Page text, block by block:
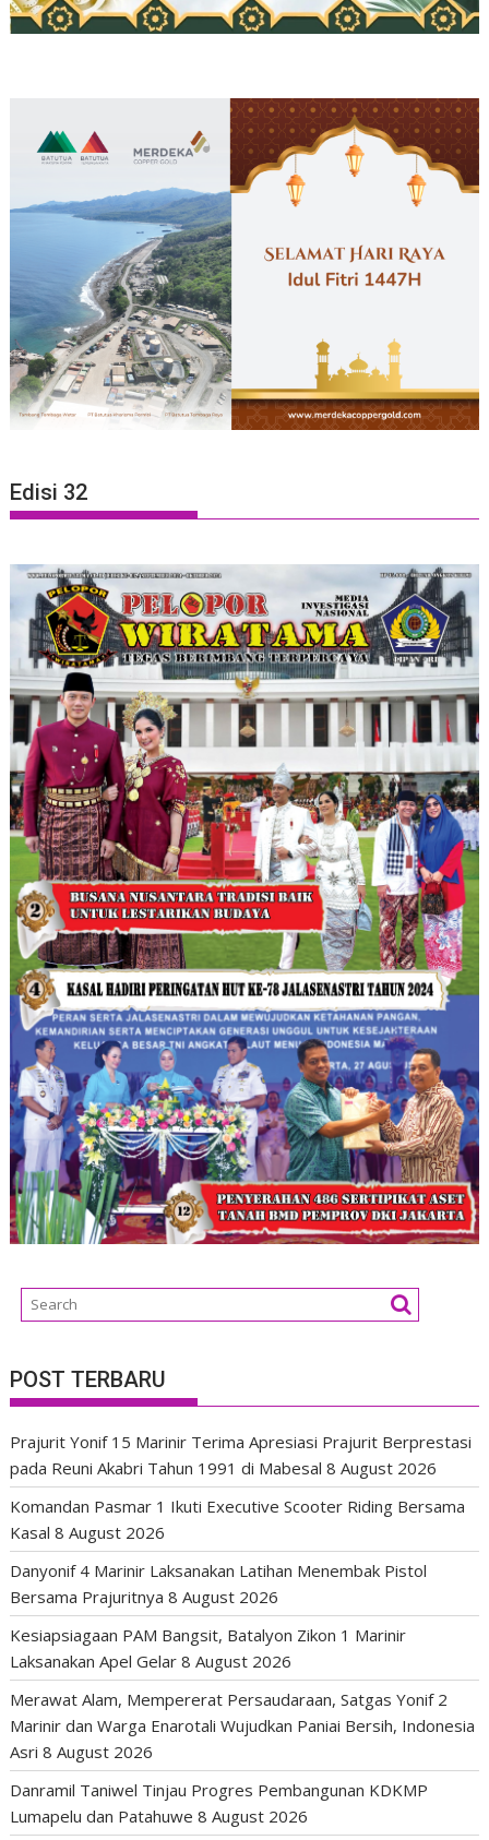
Edisi 32
POST TERBARU
Prajurit Yonif 15 Marinir Terima Apresiasi Prajurit Berprestasi
pada Reuni Akabri Tahun 1991 di Mabesal 8 August 2026
Komandan Pasmar 1 Ikuti Executive Scooter Riding Bersama
Kasal 8 August 2026
Danyonif 4 Marinir Laksanakan Latihan Menembak Pistol
Bersama Prajuritnya 8 August 2026
Kesiapsiagaan PAM Bangsit, Batalyon Zikon 1 Marinir
Laksanakan Apel Gelar 8 August 2026
Merawat Alam, Mempererat Persaudaraan, Satgas Yonif 2
Marinir dan Warga Enarotali Wujudkan Paniai Bersih, Indonesia
Asri 8 August 2026
Danramil Taniwel Tinjau Progres Pembangunan KDKMP
Lumapelu dan Patahuwe 8 August 2026